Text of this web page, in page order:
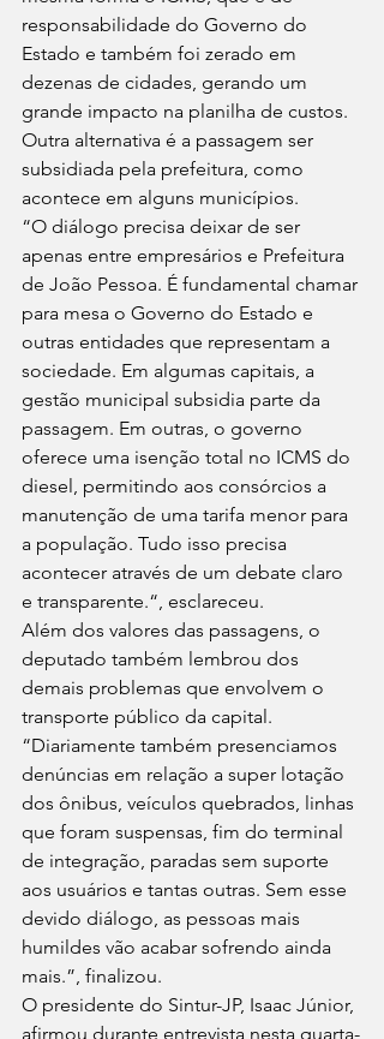
responsabilidade do Governo do
Estado e também foi zerado em
dezenas de cidades, gerando um
grande impacto na planilha de custos.
Outra alternativa é a passagem ser
subsidiada pela prefeitura, como
acontece em alguns municípios.
“O diálogo precisa deixar de ser
apenas entre empresários e Prefeitura
de João Pessoa. É fundamental chamar
para mesa o Governo do Estado e
outras entidades que representam a
sociedade. Em algumas capitais, a
gestão municipal subsidia parte da
passagem. Em outras, o governo
oferece uma isenção total no ICMS do
diesel, permitindo aos consórcios a
manutenção de uma tarifa menor para
a população. Tudo isso precisa
acontecer através de um debate claro
e transparente.“, esclareceu.
Além dos valores das passagens, o
deputado também lembrou dos
demais problemas que envolvem o
transporte público da capital.
“Diariamente também presenciamos
denúncias em relação a super lotação
dos ônibus, veículos quebrados, linhas
que foram suspensas, fim do terminal
de integração, paradas sem suporte
aos usuários e tantas outras. Sem esse
devido diálogo, as pessoas mais
humildes vão acabar sofrendo ainda
mais.”, finalizou.
O presidente do Sintur-JP, Isaac Júnior,
afirmou durante entrevista nesta quarta-